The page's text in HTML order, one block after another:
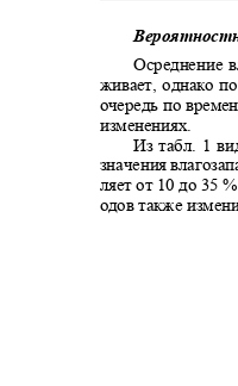
Осреднение
живает, однако
очередь по
изменениях.
Из табл. 1
значения
ляет от 10 до 35
одов также